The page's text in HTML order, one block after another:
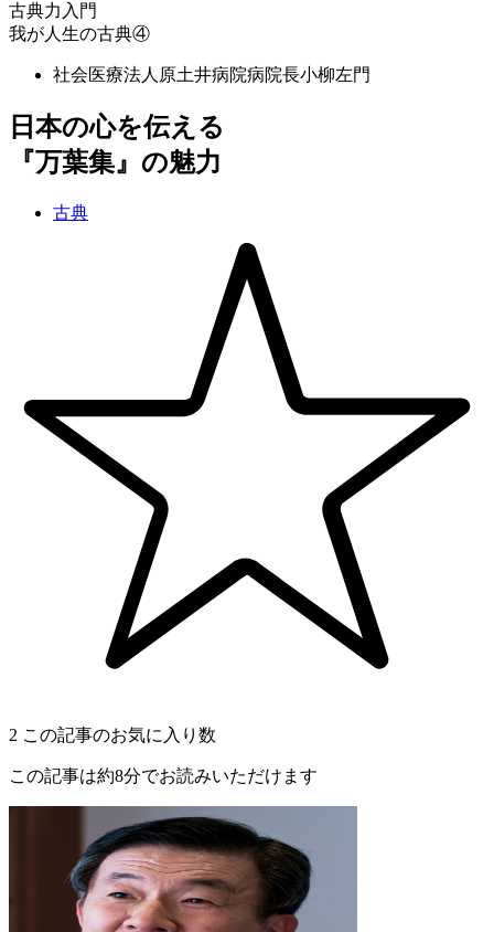
古典力入門
我が人生の古典④
社会医療法人原土井病院病院長小柳左門
日本の心を伝える
『万葉集』の魅力
古典
2 この記事のお気に入り数
この記事は約8分でお読みいただけます